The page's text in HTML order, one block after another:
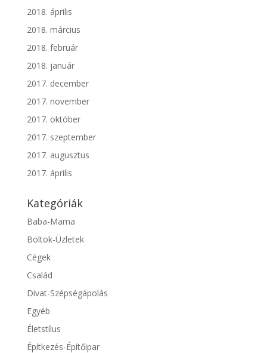
2018. április
2018. március
2018. február
2018. január
2017. december
2017. november
2017. október
2017. szeptember
2017. augusztus
2017. április
Kategóriák
Baba-Mama
Boltok-Üzletek
Cégek
Család
Divat-Szépségápolás
Egyéb
Életstílus
Építkezés-Építőipar